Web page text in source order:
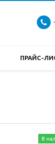
ПРАЙС-
В